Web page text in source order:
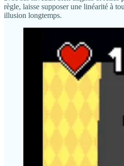
règle, laisse supposer une linéarité à
illusion longtemps.